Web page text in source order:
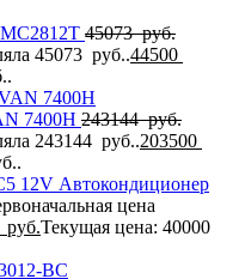
45073руб.
45073 руб..44500
7400H 243144руб.
243144 руб..203500
Автокондиционер
цена
руб.Текущая цена: 40000